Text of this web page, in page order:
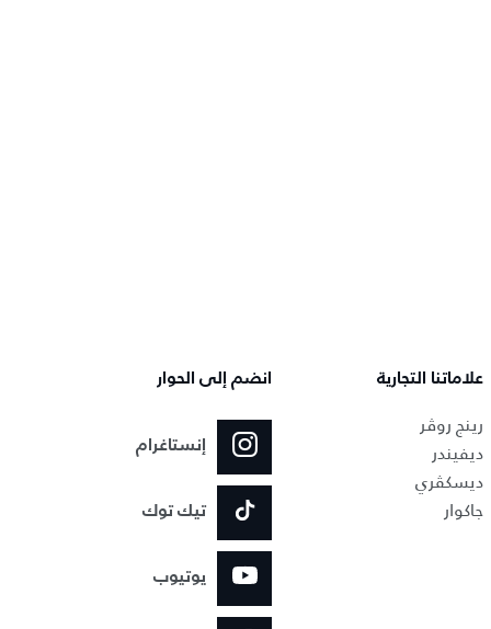
علاماتنا التجارية
رينج روڤر
ديفيندر
ديسكڤري
جاكوار
انضم إلى الحوار
إنستاغرام
تيك توك
يوتيوب